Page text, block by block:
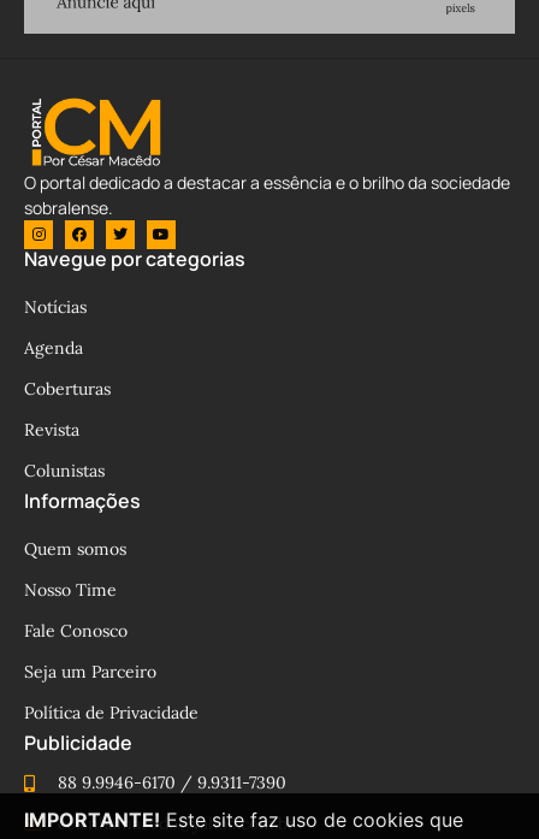
O portal dedicado a destacar a essência e o brilho da sociedade
sobralense.
Navegue por categorias
Notícias
Agenda
Coberturas
Revista
Colunistas
Informações
Quem somos
Nosso Time
Fale Conosco
Seja um Parceiro
Política de Privacidade
Publicidade
88 9.9946-6170 / 9.9311-7390
cesinhamacedo@yahoo.com.br
IMPORTANTE! Este site faz uso de cookies que